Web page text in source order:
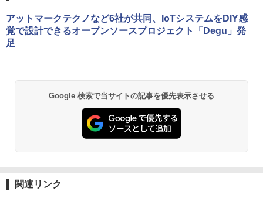
アットマークテクノなど6社が共同、IoTシステムをDIY感
覚で設計できるオープンソースプロジェクト「Degu」発
足
Google 検索で当サイトの記事を優先表示させる
関連リンク